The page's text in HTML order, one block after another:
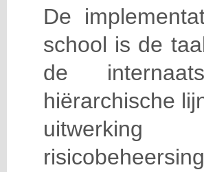
De
school is de
de
hiërarchische